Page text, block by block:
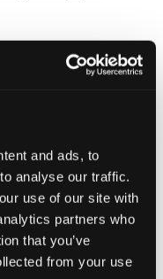
and ads, to
analyse our traffic.
use of our site with
partners who
that you’ve
from your use